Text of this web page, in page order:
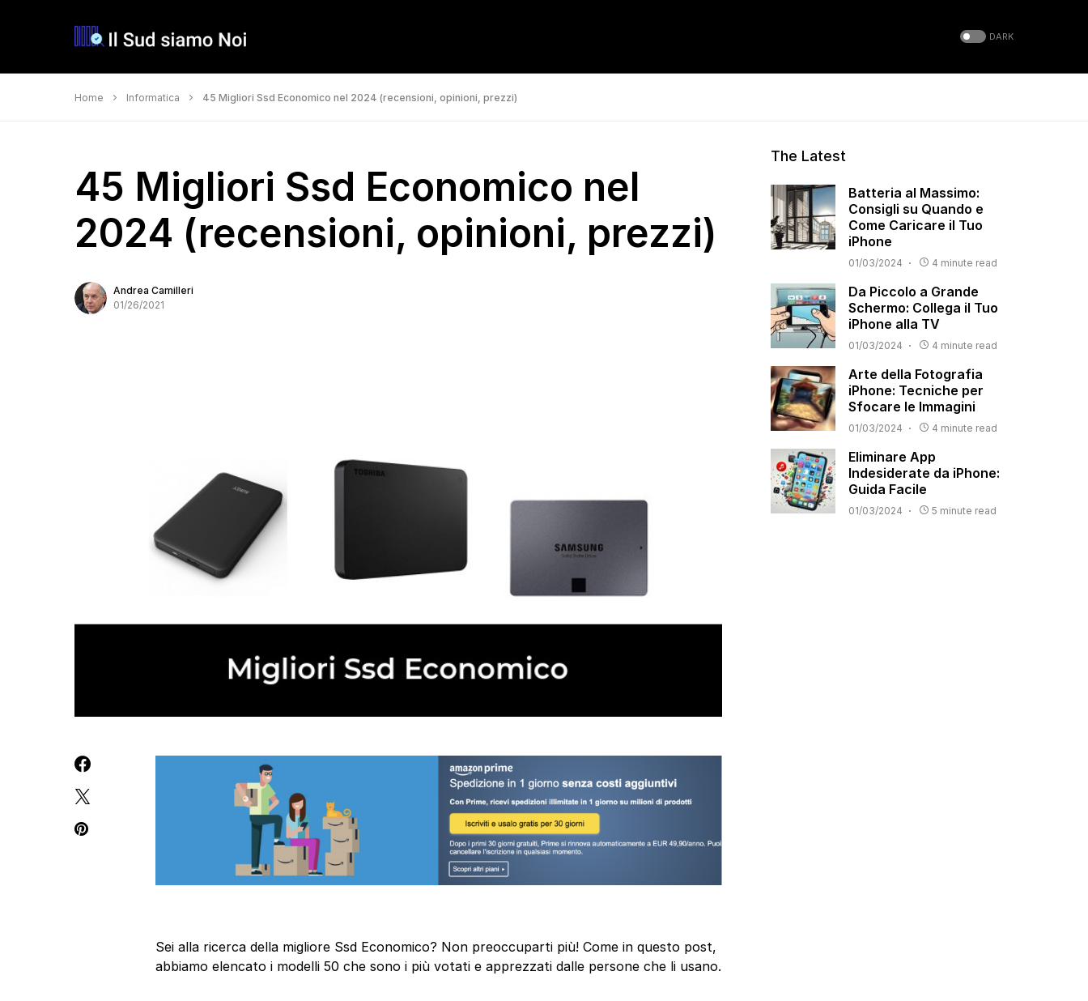
DARK
Home Informatica 45 Migliori Ssd Economico nel 2024 (recensioni, opinioni, prezzi)
45 Migliori Ssd Economico nel
2024 (recensioni, opinioni, prezzi)
Andrea Camilleri
01/26/2021
Sei alla ricerca della migliore Ssd Economico? Non preoccuparti più! Come in questo post,
abbiamo elencato i modelli 50 che sono i più votati e apprezzati dalle persone che li usano.
The Latest
Batteria al Massimo:
Consigli su Quando e
Come Caricare il Tuo
iPhone
01/03/2024 4 minute read
Da Piccolo a Grande
Schermo: Collega il Tuo
iPhone alla TV
01/03/2024 4 minute read
Arte della Fotografia
iPhone: Tecniche per
Sfocare le Immagini
01/03/2024 4 minute read
Eliminare App
Indesiderate da iPhone:
Guida Facile
01/03/2024 5 minute read